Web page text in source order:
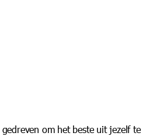
om het beste uit jezelf te